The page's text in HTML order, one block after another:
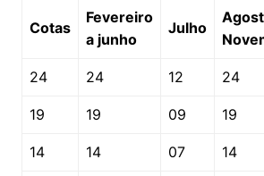
Cotas
Fevereiro
a junho
Julho
24 24 12 24
19 19 09 19
14 14 07 14